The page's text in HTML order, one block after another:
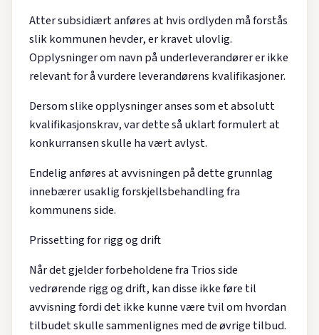
Atter subsidiært anføres at hvis ordlyden må forstås
slik kommunen hevder, er kravet ulovlig.
Opplysninger om navn på underleverandører er ikke
relevant for å vurdere leverandørens kvalifikasjoner.
Dersom slike opplysninger anses som et absolutt
kvalifikasjonskrav, var dette så uklart formulert at
konkurransen skulle ha vært avlyst.
Endelig anføres at avvisningen på dette grunnlag
innebærer usaklig forskjellsbehandling fra
kommunens side.
Prissetting for rigg og drift
Når det gjelder forbeholdene fra Trios side
vedrørende rigg og drift, kan disse ikke føre til
avvisning fordi det ikke kunne være tvil om hvordan
tilbudet skulle sammenlignes med de øvrige tilbud.